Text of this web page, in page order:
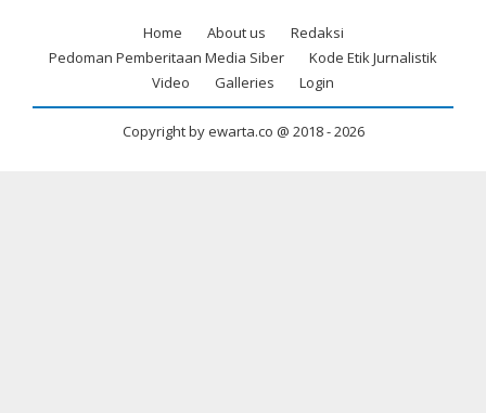
Footer
Home About us
Redaksi
Pedoman Pemberitaan Media Siber
Kode Etik Jurnalistik
Video
Galleries Login
Copyright by ewarta.co @ 2018 -2026